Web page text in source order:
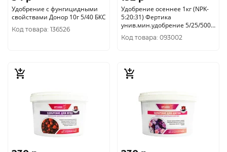
Удобрение с фунгицидными
свойствами Донор 10г 5/40 БКС
Код товара: 136526
Удобрение осеннее 1кг (NPK-
5:20:31) Фертика
унив.мин.удобрение 5/25/500
Фертика
Код товара: 093002